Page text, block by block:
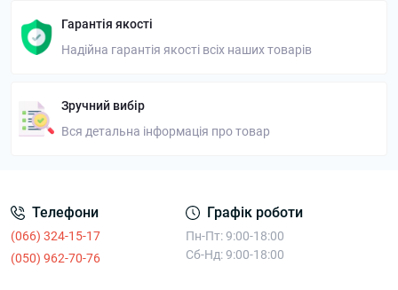
Гарантія якості
Надійна гарантія якості всіх наших товарів
Зручний вибір
Вся детальна інформація про товар
Телефони
(066) 324-15-17
(050) 962-70-76
Графік роботи
Пн-Пт: 9:00-18:00
Сб-Нд: 9:00-18:00